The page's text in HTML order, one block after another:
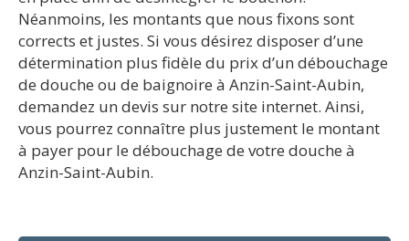
Néanmoins, les montants que nous fixons sont
corrects et justes. Si vous désirez disposer d’une
détermination plus fidèle du prix d’un débouchage
de douche ou de baignoire à Anzin-Saint-Aubin,
demandez un devis sur notre site internet. Ainsi,
vous pourrez connaître plus justement le montant
à payer pour le débouchage de votre douche à
Anzin-Saint-Aubin.